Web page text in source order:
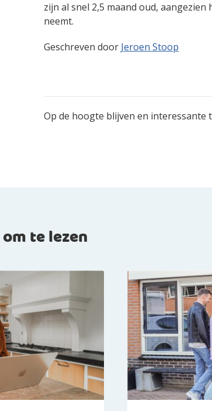
zijn al snel 2,5 maand oud,
neemt.
Geschreven door Jeroen Stoop
Op de hoogte blijven en interessante
om te lezen